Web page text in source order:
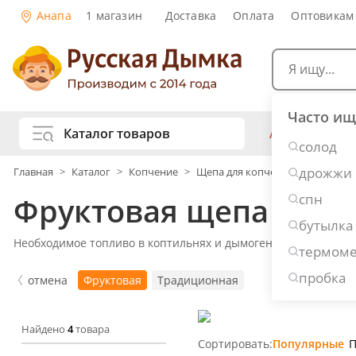
Анапа 1 магазин Доставка Оплата Оптовикам
Часто
солод
дрожжи
спн
бутылка
пробка
Каталог товаров
Копчение и колбасы
Пивоварение
АКЦИИ
Рецепты
Виски
Ром
Наливки и
Консервы
Главная > Каталог > Копчение > Щепа для копчения
Фруктовая щепа для
Необходимое топливо в коптильнях и дымогенераторах
отмена Фруктовая Традиционная
Найдено 4товара
Сортировать:Популярные